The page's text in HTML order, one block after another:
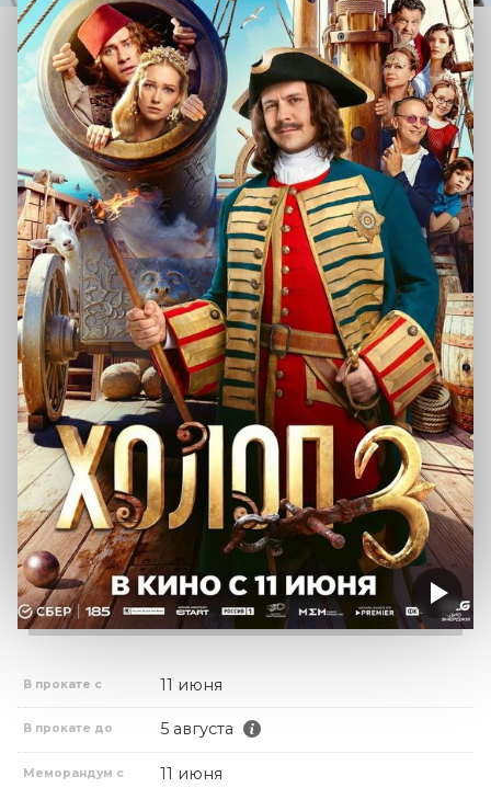
В прокате с 11 июня
В прокате до 5 августа
Меморандум с 11 июня